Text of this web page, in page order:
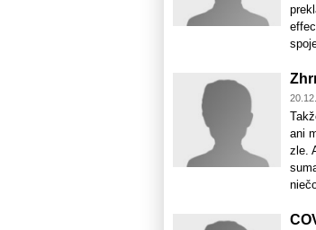
ani
zle.